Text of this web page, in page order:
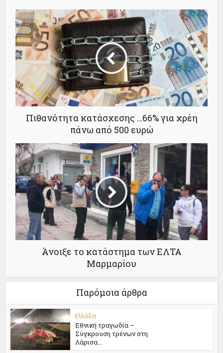
Πιθανότητα κατάσχεσης …66% για χρέη
πάνω από 500 ευρώ
Άνοιξε το κατάστημα των ΕΛΤΑ
Μαρμαρίου
Παρόμοια άρθρα
Ελλάδα
Εθνική τραγωδία –
Σύγκρουση τρένων στη
Λάρισα...